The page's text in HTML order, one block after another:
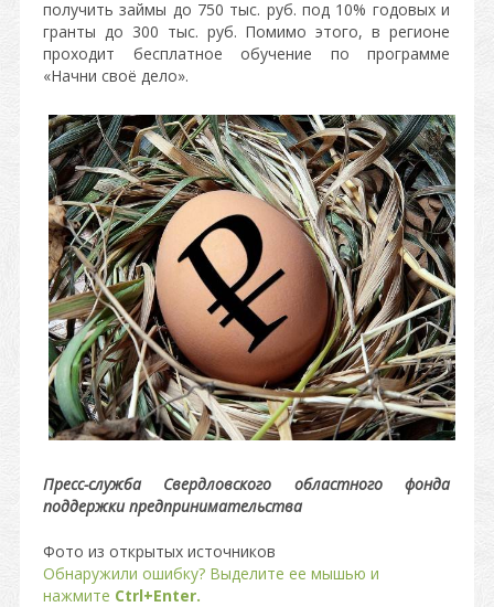
получить займы до 750 тыс. руб. под 10% годовых и
гранты до 300 тыс. руб. Помимо этого, в регионе
проходит бесплатное обучение по программе
«Начни своё дело».
Пресс-служба Свердловского областного фонда
поддержки предпринимательства
Фото из открытых источников
Обнаружили ошибку? Выделите ее мышью и
нажмите Ctrl+Enter.